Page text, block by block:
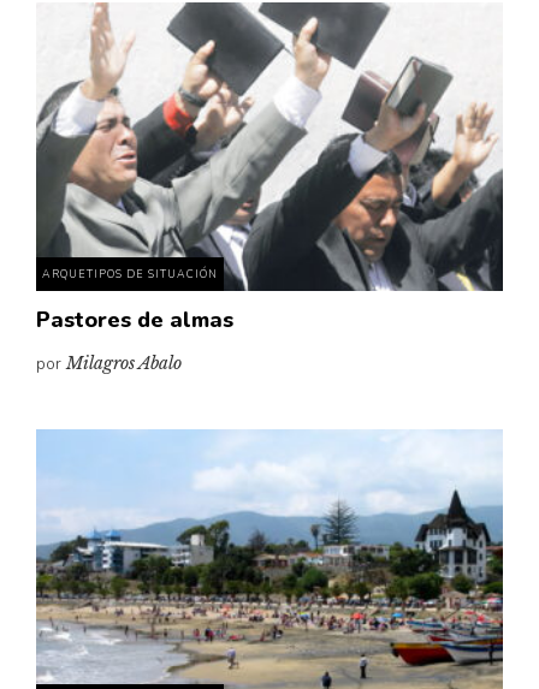
ARQUETIPOS DE SITUACIÓN
Pastores de almas
porMilagros Abalo